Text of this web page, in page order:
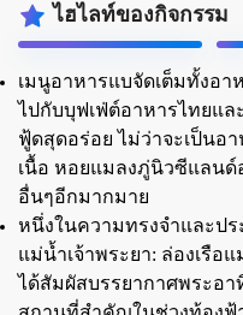
ไฮไลท์ของกิจกรรม
เมนูอาหารแบจัดเต็มทั้งอ
ไปกับบุฟเฟ่ต์อาหารไทยแ
ฟู้ดสุดอร่อย ไม่ว่าจะเป็นอ
เนื้อ หอยแมลงภู่นิวซีแลนด์
อื่นๆอีกมากมาย
หนึ่งในความทรงจำและป
แม่น้ำเจ้าพระยา: ล่องเรือ
ได้สัมผัสบรรยากาศพระอ